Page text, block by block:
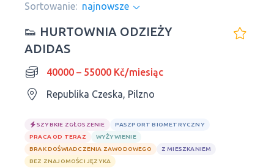
Sortowanie: najnowsze
👟 HURTOWNIA ODZIEŻY
ADIDAS
40000 – 55000 Kč/miesiąc
Republika Czeska, Pilzno
SZYBKIE ZGŁOSZENIE
PASZPORT BIOMETRYCZNY
PRACA OD TERAZ
WYŻYWIENIE
BRAK DOŚWIADCZENIA ZAWODOWEGO
Z MIESZKANIEM
BEZ ZNAJOMOŚCI JĘZYKA